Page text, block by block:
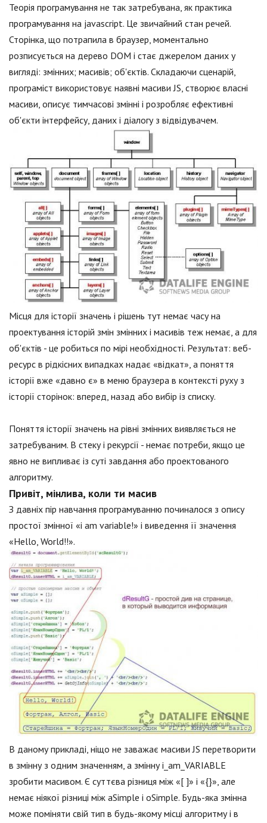
Теорія програмування не так затребувана, як практика
програмування на jаvascript. Це звичайний стан речей.
Сторінка, що потрапила в браузер, моментально
розписується на дерево DOM і стає джерелом даних у
вигляді: змінних; масивів; об'єктів. Складаючи сценарій,
програміст використовує наявні масиви JS, створює власні
масиви, описує тимчасові змінні і розробляє ефективні
об'єкти інтерфейсу, даних і діалогу з відвідувачем.
Місця для історії значень і рішень тут немає часу на
проектування історій змін змінних і масивів теж немає, а для
об'єктів - це робиться по мірі необхідності. Результат: веб-
ресурс в рідкісних випадках надає «відкат», а поняття
історії вже «давно є» в меню браузера в контексті руху з
історії сторінок: вперед, назад або вибір із списку.
Поняття історії значень на рівні змінних виявляється не
затребуваним. В стеку і рекурсії - немає потреби, якщо це
явно не випливає із суті завдання або проектованого
алгоритму.
Привіт, мінлива, коли ти масив
З давніх пір навчання програмуванню починалося з опису
простої змінної «i am variable!» і виведення її значення
«Hello, World!!».
В даному прикладі, ніщо не заважає масиви JS перетворити
в змінну з одним значенням, а змінну i_am_VARIABLE
зробити масивом. Є суттєва різниця між «[ ]» і «{}», але
немає ніякої різниці між aSimple і oSimple. Будь-яка змінна
може поміняти свій тип в будь-якому місці алгоритму і в